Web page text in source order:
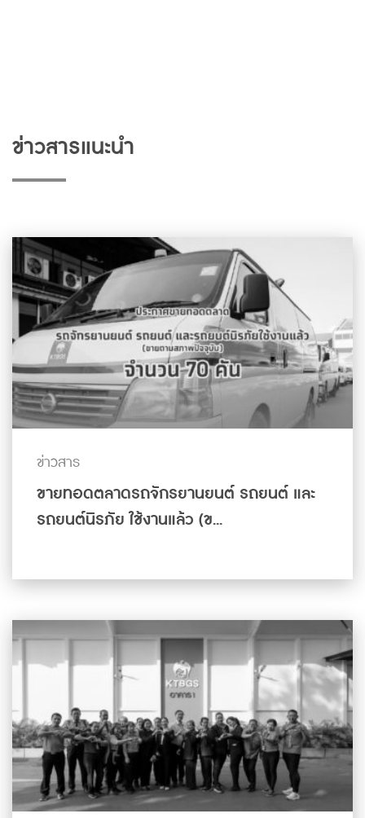
ข่าวสารแนะนำ
ข่าวสาร
ขายทอดตลาดรถจักรยานยนต์ รถยนต์ และ
รถยนต์นิรภัย ใช้งานแล้ว (ข...